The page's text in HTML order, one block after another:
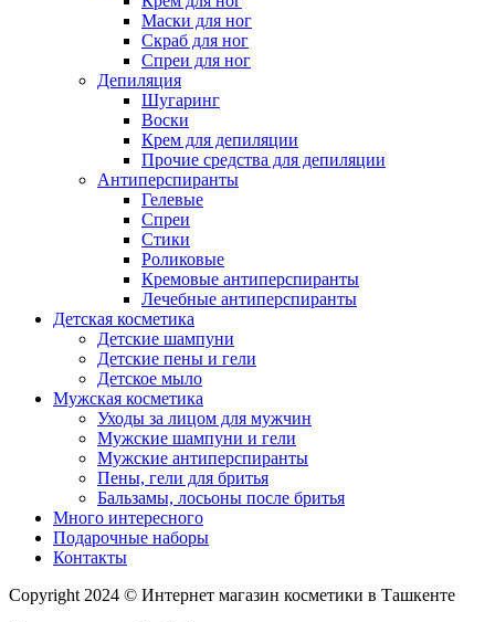
Маски для ног
Скраб для ног
Спреи для ног
Депиляция
Шугаринг
Воски
Крем для депиляции
Прочие средства для депиляции
Антиперспиранты
Гелевые
Спреи
Стики
Роликовые
Кремовые антиперспиранты
Лечебные антиперспиранты
Детская косметика
Детские шампуни
Детские пены и гели
Детское мыло
Мужская косметика
Уходы за лицом для мужчин
Мужские шампуни и гели
Мужские антиперспиранты
Пены, гели для бритья
Бальзамы, лосьоны после бритья
Много интересного
Подарочные наборы
Контакты
Copyright 2024 © Интернет магазин косметики в Ташкенте